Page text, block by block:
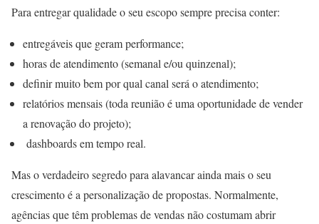
Para entregar qualidade o seu escopo sempre precisa conter:
entregáveis que geram performance;
horas de atendimento (semanal e/ou quinzenal);
definir muito bem por qual canal será o atendimento;
relatórios mensais (toda reunião é uma oportunidade de vender
a renovação do projeto);
dashboards em tempo real.
Mas o verdadeiro segredo para alavancar ainda mais o seu
crescimento é a personalização de propostas. Normalmente,
agências que têm problemas de vendas não costumam abrir